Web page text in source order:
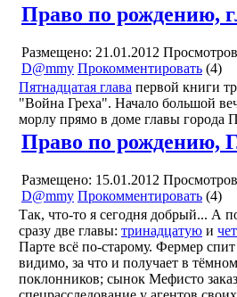
Право по рождению,
Размещено: 21.01.2012
D@mmy Прокомментировать (4)
Пятнадцатая глава первой книги
"Война Греха". Начало большой
морлу прямо в доме главы города
Право по рождению,
Размещено: 15.01.2012
D@mmy Прокомментировать (4)
Так, что-то я сегодня добрый... А
сразу две главы: тринадцатую и
Парте всё по-старому. Фермер
видимо, за что и получает в
поклонников; сынок Мефисто